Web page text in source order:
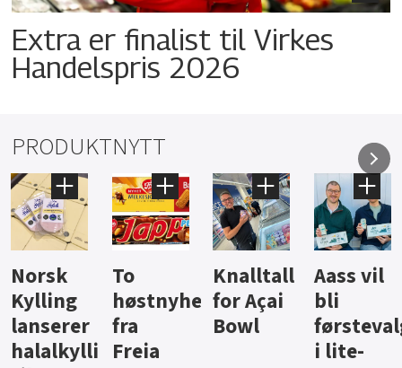
Extra er finalist til Virkes
Handelspris 2026
PRODUKTNYTT
Knalltall
for Açai
Bowl
Aass vil
bli
førstevalg
i lite-
Brus og
jus fra
Berentsen
Hard
iste fra
Hansa